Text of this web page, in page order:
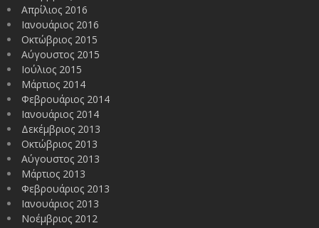
Απρίλιος 2016
Ιανουάριος 2016
Οκτώβριος 2015
Αύγουστος 2015
Ιούλιος 2015
Μάρτιος 2014
Φεβρουάριος 2014
Ιανουάριος 2014
Δεκέμβριος 2013
Οκτώβριος 2013
Αύγουστος 2013
Μάρτιος 2013
Φεβρουάριος 2013
Ιανουάριος 2013
Νοέμβριος 2012